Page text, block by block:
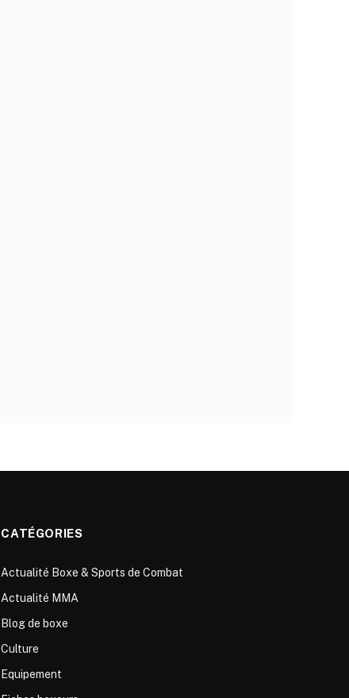
CATÉGORIES
Actualité Boxe & Sports de Combat
Actualité MMA
Blog de boxe
Culture
Equipement